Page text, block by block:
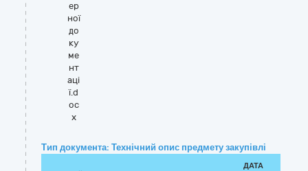
ер
ної
до
ку
ме
нт
аці
ї.d
oc
x
Тип документа: Технічний опис предмету закупівлі
ДАТА